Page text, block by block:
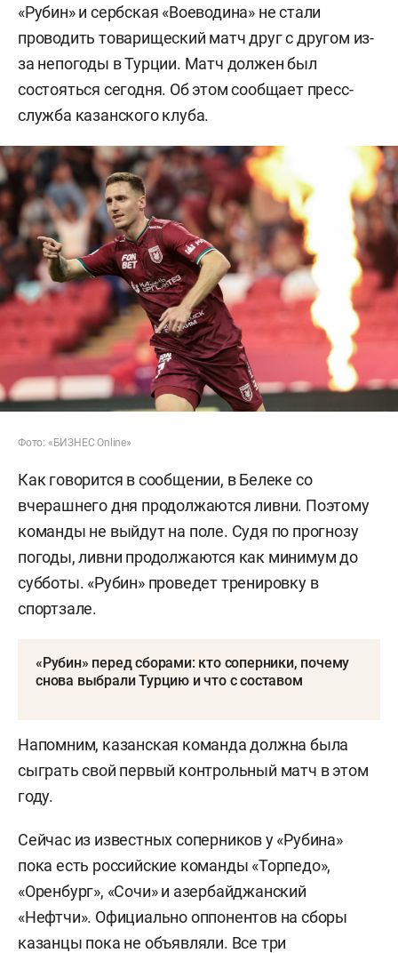
«Рубин» и сербская «Воеводина» не стали
проводить товарищеский матч друг с другом из-
за непогоды в Турции. Матч должен был
состояться сегодня. Об этом сообщает пресс-
служба казанского клуба.
Фото: «БИЗНЕС Online»
Как говорится в сообщении, в Белеке со
вчерашнего дня продолжаются ливни. Поэтому
команды не выйдут на поле. Судя по прогнозу
погоды, ливни продолжаются как минимум до
субботы. «Рубин» проведет тренировку в
спортзале.
«Рубин» перед сборами: кто соперники, почему
снова выбрали Турцию и что с составом
Напомним, казанская команда должна была
сыграть свой первый контрольный матч в этом
году.
Сейчас из известных соперников у «Рубина»
пока есть российские команды «Торпедо»,
«Оренбург», «Сочи» и азербайджанский
«Нефтчи». Официально оппонентов на сборы
казанцы пока не объявляли. Все три